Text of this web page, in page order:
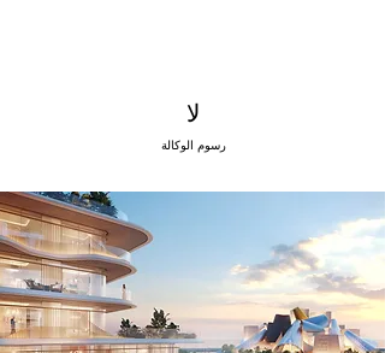
لا
رسوم الوكالة